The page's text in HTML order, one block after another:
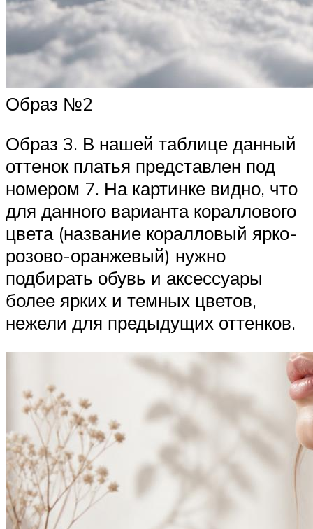
Образ №2
Образ 3. В нашей таблице данный
оттенок платья представлен под
номером 7. На картинке видно, что
для данного варианта кораллового
цвета (название коралловый ярко-
розово-оранжевый) нужно
подбирать обувь и аксессуары
более ярких и темных цветов,
нежели для предыдущих оттенков.